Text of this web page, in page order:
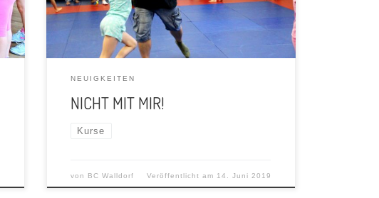
Zusammenarbeit […]
NEUIGKEITEN
NICHT MIT MIR!
Kurse
von BC Walldorf Veröffentlicht am 14. Juni 2019